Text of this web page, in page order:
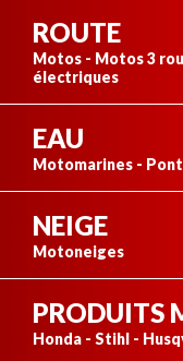
ROUTE
Motos - Motos 3
électriques
EAU
Motomarines -
NEIGE
Motoneiges
PRODUITS
Honda - Stihl -